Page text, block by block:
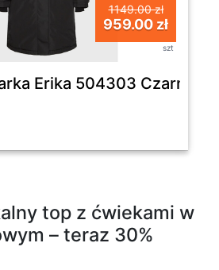
1149.00 zł
959.00 zł
szt
Erika 504303 Czarny
top z ćwiekami w
– teraz 30%